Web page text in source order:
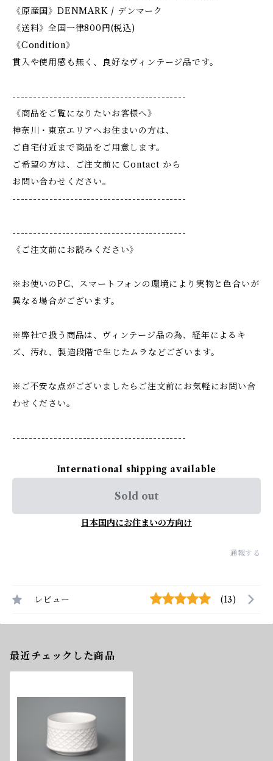
《原産国》DENMARK / デンマーク
《送料》全国一律800円(税込)
《Condition》
貫入や使用感も無く、良好なヴィンテージ品です。
------------------------------------------
《商品をご覧になりたいお客様へ》
神奈川・東京エリアへお住まいの方は、
ご自宅付近まで商品をご用意します。
ご希望の方は、ご注文前に Contact から
お問い合わせください。
------------------------------------------
------------------------------------------
《ご注文前にお読みください》
※お使いのPC、スマートフォンの環境により実物と色合いが
異なる場合がございます。
※弊社で扱う商品は、ヴィンテージ品の為、経年によるキ
ズ、汚れ、製造段階で生じたムラなどございます。
※ご不安な点がございましたらご注文前にお気軽にお問い合
わせください。
------------------------------------------
International shipping available
Sold out
日本国内にお住まいの方向け
通報する
レビュー (13)
最近チェックした商品